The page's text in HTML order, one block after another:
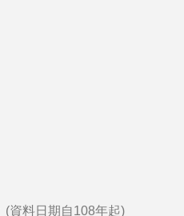
(資料日期自108年起)